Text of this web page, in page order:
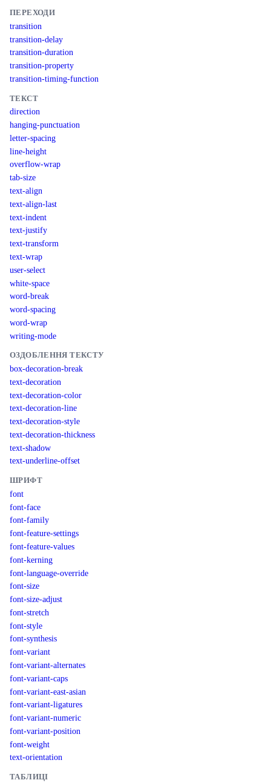
ПЕРЕХОДИ
transition
transition-delay
transition-duration
transition-property
transition-timing-function
ТЕКСТ
direction
hanging-punctuation
letter-spacing
line-height
overflow-wrap
tab-size
text-align
text-align-last
text-indent
text-justify
text-transform
text-wrap
user-select
white-space
word-break
word-spacing
word-wrap
writing-mode
ОЗДОБЛЕННЯ ТЕКСТУ
box-decoration-break
text-decoration
text-decoration-color
text-decoration-line
text-decoration-style
text-decoration-thickness
text-shadow
text-underline-offset
ШРИФТ
font
font-face
font-family
font-feature-settings
font-feature-values
font-kerning
font-language-override
font-size
font-size-adjust
font-stretch
font-style
font-synthesis
font-variant
font-variant-alternates
font-variant-caps
font-variant-east-asian
font-variant-ligatures
font-variant-numeric
font-variant-position
font-weight
text-orientation
ТАБЛИЦІ